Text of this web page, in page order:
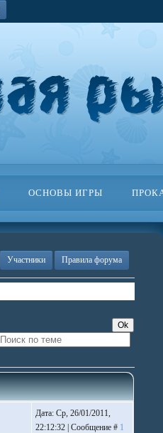
ОСНОВЫ ИГРЫ
Участники Правила форума
Дата: Ср, 26/01/2011,
22:12:32 | Сообщение # 1